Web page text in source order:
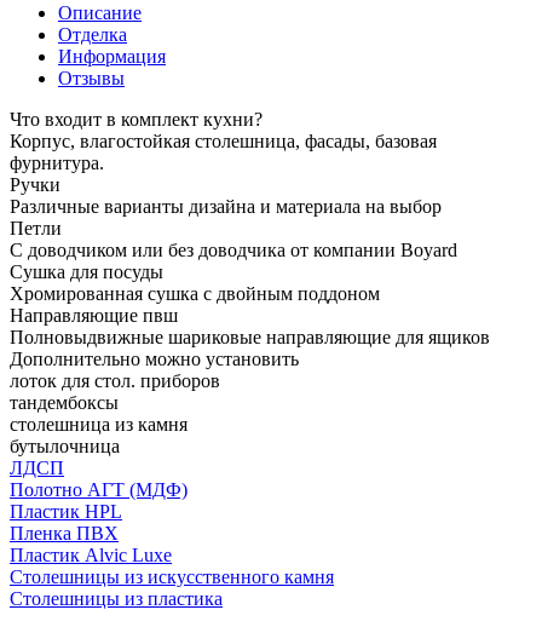
Описание
Отделка
Информация
Отзывы
Что входит в комплект кухни?
Корпус, влагостойкая столешница, фасады, базовая
фурнитура.
Ручки
Различные варианты дизайна и материала на выбор
Петли
С доводчиком или без доводчика от компании Boyard
Сушка для посуды
Хромированная сушка с двойным поддоном
Направляющие пвш
Полновыдвижные шариковые направляющие для ящиков
Дополнительно можно установить
лоток для стол. приборов
тандембоксы
столешница из камня
бутылочница
ЛДСП
Полотно АГТ (МДФ)
Пластик HPL
Пленка ПВХ
Пластик Alvic Luxe
Столешницы из искусственного камня
Столешницы из пластика